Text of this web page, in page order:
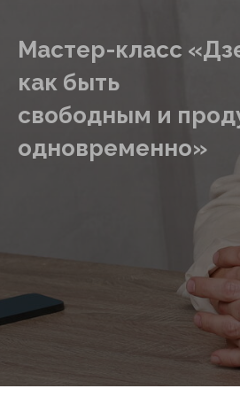
Мастер-класс
как быть
свободным и
одновременно»